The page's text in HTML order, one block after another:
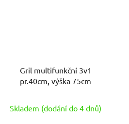
Gril multifunkční 3v1
pr.40cm, výška 75cm
Skladem (dodání do 4 dnů)